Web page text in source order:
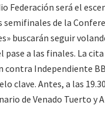
Federación será el
semifinales de la
buscarán seguir
pase a las finales. La
contra Independiente
clave. Antes, a las
de Venado Tuerto y